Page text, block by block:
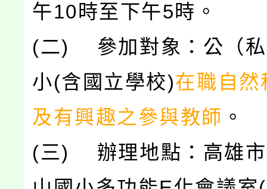
午10時至下午5時。
(二) 參加對象：公（私
小(含國立學校)在職自然
及有興趣之參與教師 。
(三) 辦理地點：高雄市